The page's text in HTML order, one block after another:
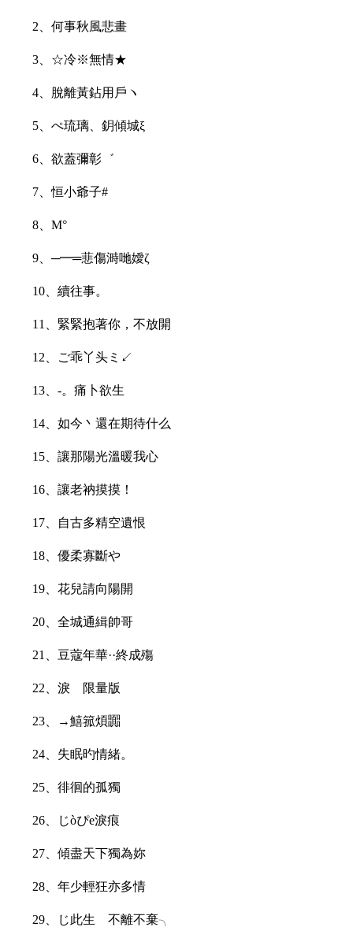
2、何事秋風悲畫
3、☆冷※無情★
4、脫離黃鉆用戶ヽ
5、ぺ琉璃、鈅傾城ξ
6、欲蓋彌彰゛
7、恒小爺子#
8、Μ°
9、─━═蕜傷溡哋嬡ζ
10、續往事。
11、緊緊抱著你，不放開
12、ご乖丫头ミ↙
13、-。痛卜欲生
14、如今丶還在期待什么
15、讓那陽光溫暖我心
16、讓老衲摸摸！
17、自古多精空遺恨
18、優柔寡斷や
19、花兒請向陽開
20、全城通緝帥哥
21、豆蔻年華··終成殤
22、淚ゞ限量版
23、→鱚箛煩嚻
24、失眠旳情緒。
25、徘徊的孤獨
26、じòぴe淚痕
27、傾盡天下獨為妳
28、年少輕狂亦多情
29、じ此生ゝ不離不棄╮